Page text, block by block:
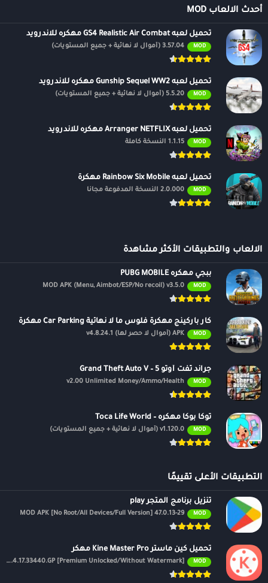
أحدث الالعاب MOD
تحميل لعبه GS4 Realistic Air Combat مهكره للاندرويد
MOD 3.57.04 (أموال لا نهائية + جميع المستويات)
تحميل لعبه Gunship Sequel WW2 مهكره للاندرويد
MOD 5.5.20 (أموال لا نهائية + جميع المستويات)
تحميل لعبه Arranger NETFLIX مهكره للاندرويد
MOD 1.1.15 النسخة كاملة
تحميل لعبه Rainbow Six Mobile مهكرة
MOD 2.0.000 النسخة المدفوعة مجانًا
الالعاب والتطبيقات الأكثر مشاهدة
ببجي مهكره PUBG MOBILE
MOD
MOD APK (Menu, Aimbot/ESP/No recoil) v3.5.0
كار باركينج مهكرة فلوس ما لا نهائية Car Parking مهكرة
MOD APK (أموال لا حصر لها) v4.8.24.1
جراند ثفت أوتو 5 – Grand Theft Auto V
MOD
v2.00 Unlimited Money/Ammo/Health
توكا بوكا مهكره – Toca Life World
MOD v1.120.0 (أموال لا نهائية + جميع المستويات)
التطبيقات الأعلى تقييمًا
تنزيل برنامج المتجر play
MOD
47.0.13-29 MOD APK [No Root/All Devices/Full Version]
تحميل كين ماستر Kine Master Pro مهكر
MOD
APK v7.4.17.33440.GP [Premium Unlocked/Without Watermark]